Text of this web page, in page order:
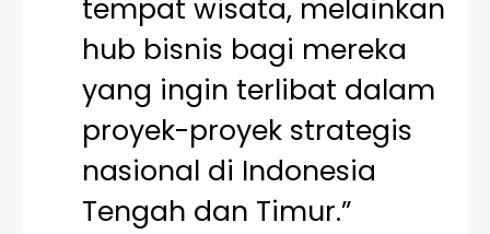
tempat wisata, melainkan
hub bisnis bagi mereka
yang ingin terlibat dalam
proyek-proyek strategis
nasional di Indonesia
Tengah dan Timur.”